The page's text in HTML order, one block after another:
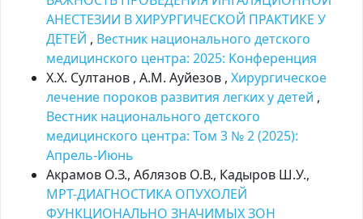
АНЕСТЕЗИИ В ХИРУРГИЧЕСКОЙ ПРАКТИКЕ У
ДЕТЕЙ , Вестник национального детского
медицинского центра: 2025: Kонференция
Х.Х. Султанов , А.М. Ауйезов , Хирургическое
лечение пороков развития легких у детей ,
Вестник национального детского
медицинского центра: Том 3 № 2 (2025):
Апрель-Июнь
Акрамов О.З., Аблязов О.В., Кадыров Ш.У.,
МРТ-ДИАГНОСТИКА ОПУХОЛЕЙ
ФУНКЦИОНАЛЬНО ЗНАЧИМЫХ ЗОН